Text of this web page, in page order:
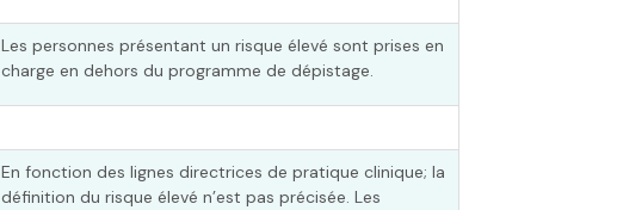
Les personnes présentant un risque élevé sont prises en
charge en dehors du programme de dépistage.
En fonction des lignes directrices de pratique clinique; la
définition du risque élevé n’est pas précisée. Les